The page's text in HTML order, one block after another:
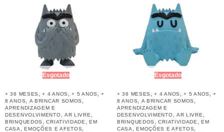
Esgotado
+ 36 MESES ,+ 4 ANOS ,+ 5 ANOS ,+
8 ANOS
A BRINCAR SOMOS
APRENDIZAGEM E
DESENVOLVIMENTO
AR LIVRE
BRINQUEDOS ,CRIATIVIDADE ,EM
CASA
,EMOÇÕES E AFETOS
Esgotado
+ 36 MESES ,+ 4 ANOS ,+ 5 ANOS ,+
8 ANOS
A BRINCAR SOMOS
APRENDIZAGEM E
DESENVOLVIMENTO
AR LIVRE
BRINQUEDOS ,CRIATIVIDADE ,EM
CASA
,EMOÇÕES E AFETOS